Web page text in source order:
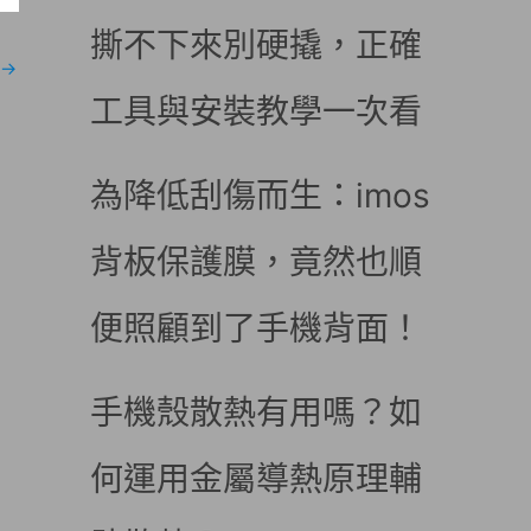
→
撕不下來別硬撬，正確
工具與安裝教學一次看
為降低刮傷而生：imos
背板保護膜，竟然也順
便照顧到了手機背面！
手機殼散熱有用嗎？如
何運用金屬導熱原理輔